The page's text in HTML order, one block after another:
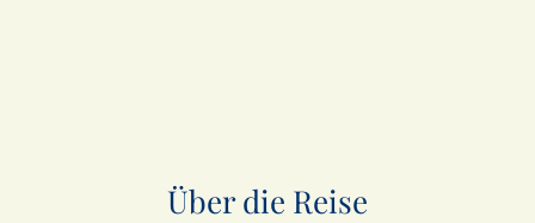
Über die Reise